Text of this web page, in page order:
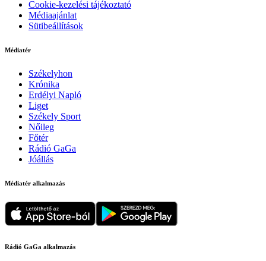
Cookie-kezelési tájékoztató
Médiaajánlat
Sütibeállítások
Médiatér
Székelyhon
Krónika
Erdélyi Napló
Liget
Székely Sport
Nőileg
Főtér
Rádió GaGa
Jóállás
Médiatér alkalmazás
Rádió GaGa alkalmazás